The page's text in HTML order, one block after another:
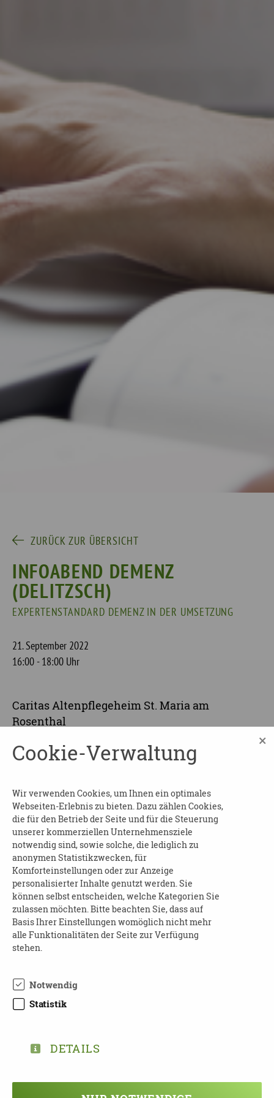
ZURÜCK ZUR ÜBERSICHT
INFOABEND DEMENZ
(DELITZSCH)
EXPERTENSTANDARD DEMENZ IN DER UMSETZUNG
21. September 2022
16:00 - 18:00 Uhr
Caritas Altenpflegeheim St. Maria am
Rosenthal
04509
Offene Gesprächsrunde unter fachlicher
Begleitung
KONTAKT UND ANMELDUNG:
Telefon: 034202 30910
E-Mail:delitzsch@ctm-magdeburg.de
Anmeldung per E-Mail erforderlich!
TEILEN
Cookie-Verwaltung ×
Wir verwenden Cookies, um Ihnen ein optimales
Webseiten-Erlebnis zu bieten. Dazu zählen Cookies,
die für den Betrieb der Seite und für die Steuerung
unserer kommerziellen Unternehmensziele
notwendig sind, sowie solche, die lediglich zu
anonymen Statistikzwecken, für
Komforteinstellungen oder zur Anzeige
personalisierter Inhalte genutzt werden. Sie
können selbst entscheiden, welche Kategorien Sie
zulassen möchten. Bitte beachten Sie, dass auf
Basis Ihrer Einstellungen womöglich nicht mehr
alle Funktionalitäten der Seite zur Verfügung
stehen.
Notwendig
Statistik
DETAILS